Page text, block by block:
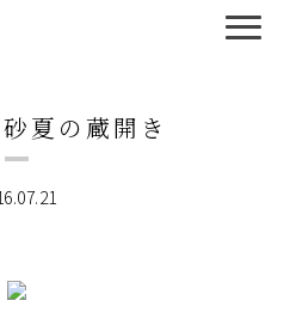
夏の蔵開き